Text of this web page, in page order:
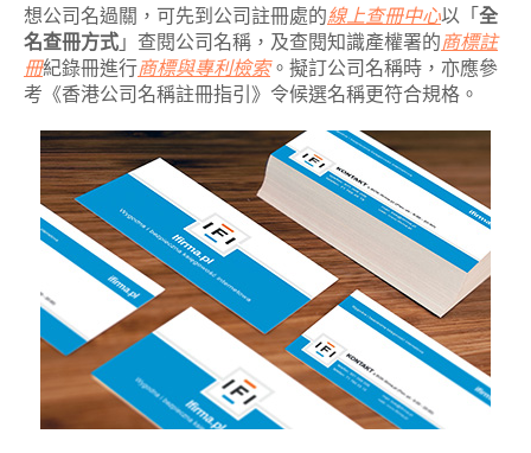
想公司名過關，可先到公司註冊處的線上查冊中心以「全
名查冊方式」查閱公司名稱，及查閱知識產權署的商標註
冊紀錄冊進行商標與專利檢索。擬訂公司名稱時，亦應參
考《香港公司名稱註冊指引》令候選名稱更符合規格。